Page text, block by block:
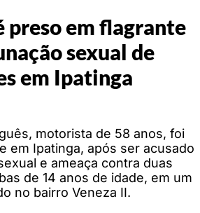
preso em flagrante
sexual de
em Ipatinga
motorista de 58 anos, foi
em Ipatinga, após ser acusado
e ameaça contra duas
de 14 anos de idade, em um
no bairro Veneza II.